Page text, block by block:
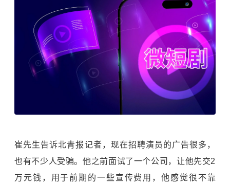
崔先生告诉北青报记者，现在招聘演员的广告很多，
也有不少人受骗。他之前面试了一个公司，让他先交2
万元钱，用于前期的一些宣传费用，他感觉很不靠